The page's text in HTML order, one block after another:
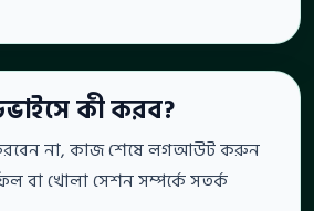
কী করব?
না, কাজ শেষে লগআউট করুন
বা খোলা সেশন সম্পর্কে সতর্ক